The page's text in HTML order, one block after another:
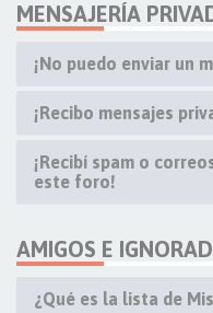
MENSAJERÍA
¡No puedo enviar un
¡Recibo mensajes
¡Recibí spam o
este foro!
AMIGOS E
¿Qué es la lista de